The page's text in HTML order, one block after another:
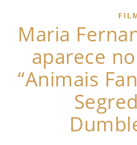
Maria
aparece
“Animais